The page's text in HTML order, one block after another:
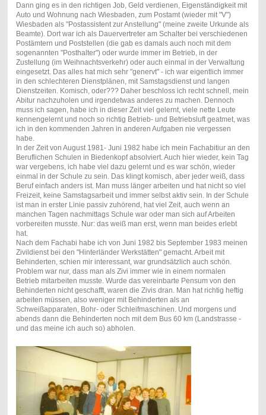
Dann ging es in den richtigen Job, Geld verdienen, Eigenständigkeit mit
Auto und Wohnung nach Wiesbaden, zum Postamt (wieder mit "V")
Wiesbaden als "Postassistent zur Anstellung" (meine zweite Urkunde als
Beamte). Dort war ich als Dauervertreter am Schalter bei verschiedenen
Postämtern und Poststellen (die gab es damals auch noch mit dem
sogenannten "Posthalter") oder wurde immer im Betrieb, in der
Zustellung (im Weihnachtsverkehr) oder auch einmal in der Verwaltung
eingesetzt. Das alles hat mich sehr "genervt" - ich war eigentlich immer
in den schlechteren Dienstplänen, mit Samstagsdienst und langen
Dienstzeiten. Komisch, oder??? Daher beschloss ich recht schnell, mein
Abitur nachzuholen und irgendetwas anderes zu machen. Dennoch
muss ich sagen, habe ich in dieser Zeit viel gelernt, viele nette Leute
kennengelernt und noch so richtig Betrieb- und Betriebsluft geatmet, was
ich in den kommenden Jahren in anderen Aufgaben nie vergessen
habe.
In der Zeit von August 1981- Juni 1982 habe ich mein Fachabitiur an den
Beruflichen Schulen in Biedenkopf absolviert. Auch hier wieder, kein Tag
war vergebens, ich habe viel dazu gelernt und es war schön, wieder
einmal in der Schule zu sein. Das klingt komisch, aber jeder weiß, dass
Beruf einfach anders ist. Man muss länger arbeiten und hat nicht so viel
Freizeit, keine Samstagsarbeit und immer selbst aktiv sein. In der Schule
ist man in erster Linie passiv zuhörend, hat viel Zeit, auch wenn an
manchen Tagen nachmittags Schule war oder man sich auf Arbeiten
vorbereiten musste. Nur: das weiß man erst, wenn man beides erlebt
hat.
Nach dem Fachabi habe ich von Juni 1982 bis September 1983 meinen
Zivildienst bei den "Hinterländer Werkstätten" gemacht. Arbeit mit
Behinderten, schien mir interessant, war grundsätzlich auch schön.
Problem war nur, dass man als Zivi immer wie in einem normalen
Betrieb mitarbeiten musste. Wurde das vereinbarte Pensum von den
Behinderten nicht geschafft, waren die Zivis dran. Man hat richtig heftig
arbeiten müssen, also weniger mit Behinderten als an
Schweißapparaten, Bohr- oder Schleifmaschinen. Und morgens und
abends dann die Behinderten noch mit dem Bus 60 km (Landstrasse -
und das meine ich auch so) abholen.